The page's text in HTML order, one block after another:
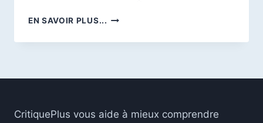
EN SAVOIR PLUS... GUIDE
DU
:
SÉCURITÉ
CritiquePlus vous aide à mieux comprendre